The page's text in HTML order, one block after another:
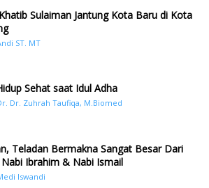
Sulaiman Jantung Kota Baru di Kota
ST. MT
Sehat saat Idul Adha
Dr. Zuhrah Taufiqa, M.Biomed
Teladan Bermakna Sangat Besar Dari
Nabi Ibrahim & Nabi Ismail
Iswandi